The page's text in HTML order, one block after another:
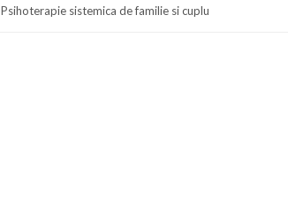
Psihoterapie sistemica de familie si cuplu